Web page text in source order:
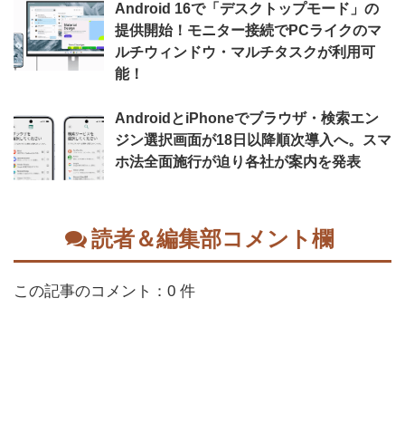
Android 16で「デスクトップモード」の
提供開始！モニター接続でPCライクのマ
ルチウィンドウ・マルチタスクが利用可
能！
AndroidとiPhoneでブラウザ・検索エン
ジン選択画面が18日以降順次導入へ。スマ
ホ法全面施行が迫り各社が案内を発表
読者＆編集部コメント欄
この記事のコメント：0 件